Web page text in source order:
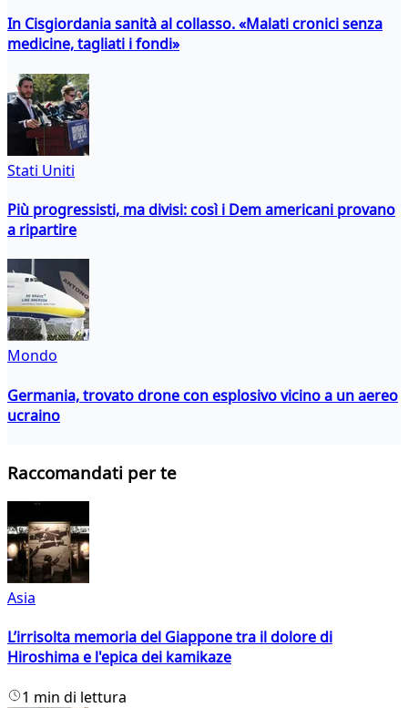
In Cisgiordania sanità al collasso. «Malati cronici senza
medicine, tagliati i fondi»
Stati Uniti
Più progressisti, ma divisi: così i Dem americani provano
a ripartire
Mondo
Germania, trovato drone con esplosivo vicino a un aereo
ucraino
Raccomandati per te
Asia
L’irrisolta memoria del Giappone tra il dolore di
Hiroshima e l'epica dei kamikaze
1 min di lettura